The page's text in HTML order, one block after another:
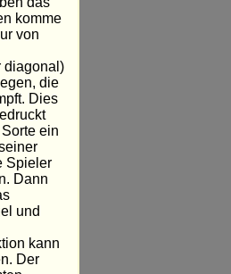
komme
von
diagonal)
die
Dies
ein
Spieler
Dann
und
kann
Der